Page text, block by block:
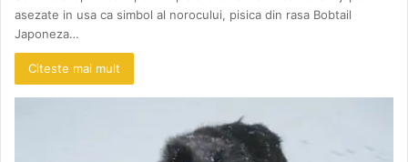
asezate in usa ca simbol al norocului, pisica din rasa Bobtail
Japoneza…
Citeste mai mult